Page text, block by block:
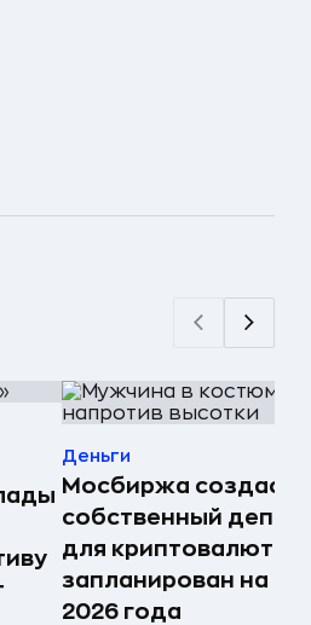
Деньги
Мосбиржа создаст
собственный
для криптовалют —
запланирован на
2026 года